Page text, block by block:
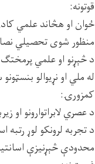
قوتونه:
ځوان او هڅاند علمي
منظور شوی تحصیلي
د څېړنو او علمي پرمختګ
له ملي او نړیوالو
کمزورۍ:
د عصري لابراتوارونو او
د تجربه لرونکو لوړ
محدودې څېړنیزې